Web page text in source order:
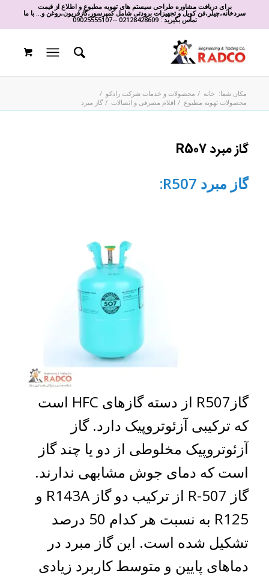
برای دریافت مشاوره طراحی سیستم های تهویه مطبوع و اطلاع از قیمت
سردخانه،چیلر،فن کویل و تجهیزات برودتی شامل کمپرسور،گازفریون،روغن و... با ما
تماس بگیرید :02128428609
-
-
09025555107
مکان شما: خانه / محصولات و خدمات شرکت رادکو /
محصولات تهویه مطبوع / اقلام مصرفی و اتصالات / گاز مبرد
گاز مبرد R507
گاز مبرد R507:
گازR507 از دسته گازهای HFC است
که ترکیبی آزئوتروپیک دارد. گاز
آزئوتروپیک مخلوطی از دو یا چند گاز
است که دمای جوش مشابهی ندارند.
گاز R-507 از ترکیب دو گاز R143A و
R125 به نسبت هر کدام 50 درصد
تشکیل شده است. این گاز مبرد در
دماهای پایین و متوسط کاربرد زیادی